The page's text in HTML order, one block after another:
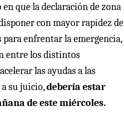
que la declaración de zona
con mayor rapidez de
enfrentar la emergencia,
entre los distintos
las ayudas a las
a su juicio,debería estar
de este miércoles.